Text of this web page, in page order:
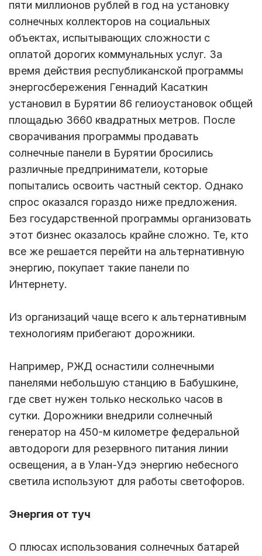
пяти миллионов рублей в год на установку
солнечных коллекторов на социальных
объектах, испытывающих сложности с
оплатой дорогих коммунальных услуг. За
время действия республиканской программы
энергосбережения Геннадий Касаткин
установил в Бурятии 86 гелиоустановок общей
площадью 3660 квадратных метров. После
сворачивания программы продавать
солнечные панели в Бурятии бросились
различные предприниматели, которые
попытались освоить частный сектор. Однако
спрос оказался гораздо ниже предложения.
Без государственной программы организовать
этот бизнес оказалось крайне сложно. Те, кто
все же решается перейти на альтернативную
энергию, покупает такие панели по
Интернету.
Из организаций чаще всего к альтернативным
технологиям прибегают дорожники.
Например, РЖД оснастили солнечными
панелями небольшую станцию в Бабушкине,
где свет нужен только несколько часов в
сутки. Дорожники внедрили солнечный
генератор на 450-м километре федеральной
автодороги для резервного питания линии
освещения, а в Улан-Удэ энергию небесного
светила используют для работы светофоров.
Энергия от туч
О плюсах использования солнечных батарей